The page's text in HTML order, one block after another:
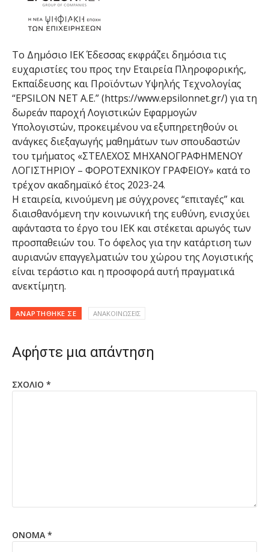
Το Δημόσιο ΙΕΚ Έδεσσας εκφράζει δημόσια τις
ευχαριστίες του προς την Εταιρεία Πληροφορικής,
Εκπαίδευσης και Προϊόντων Υψηλής Τεχνολογίας
“EPSILON NET A.E.” (https://www.epsilonnet.gr/) για τη
δωρεάν παροχή Λογιστικών Εφαρμογών
Υπολογιστών, προκειμένου να εξυπηρετηθούν οι
ανάγκες διεξαγωγής μαθημάτων των σπουδαστών
του τμήματος «ΣΤΕΛΕΧΟΣ ΜΗΧΑΝΟΓΡΑΦΗΜΕΝΟΥ
ΛΟΓΙΣΤΗΡΙΟΥ – ΦΟΡΟΤΕΧΝΙΚΟΥ ΓΡΑΦΕΙΟΥ» κατά το
τρέχον ακαδημαϊκό έτος 2023-24.
Η εταιρεία, κινούμενη με σύγχρονες “επιταγές” και
διαισθανόμενη την κοινωνική της ευθύνη, ενισχύει
αφάνταστα το έργο του ΙΕΚ και στέκεται αρωγός των
προσπαθειών του. Το όφελος για την κατάρτιση των
αυριανών επαγγελματιών του χώρου της Λογιστικής
είναι τεράστιο και η προσφορά αυτή πραγματικά
ανεκτίμητη.
ΑΝΑΡΤΉΘΗΚΕ ΣΕ ΑΝΑΚΟΙΝΩΣΕΙΣ
Αφήστε μια απάντηση
ΣΧΌΛΙΟ *
ΌΝΟΜΑ *